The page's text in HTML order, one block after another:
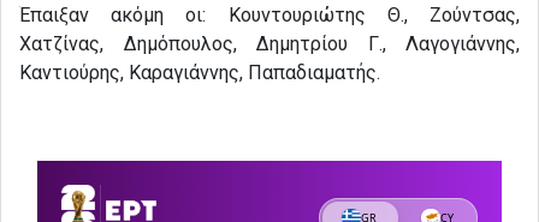
Έπαιξαν ακόμη οι: Κουντουριώτης Θ., Ζούντσας,
Χατζίνας, Δημόπουλος, Δημητρίου Γ., Λαγογιάννης,
Καντιούρης, Καραγιάννης, Παπαδιαματής.